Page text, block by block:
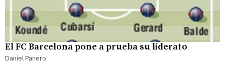
El FC Barcelona pone a prueba su liderato
Daniel Panero